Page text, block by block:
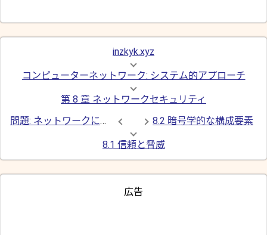
inzkyk.xyz
コンピューターネットワーク: システム的アプローチ
第 8 章 ネットワークセキュリティ
問題: ネットワークに対する攻撃
8.2 暗号学的な構成要素
8.1 信頼と脅威
広告